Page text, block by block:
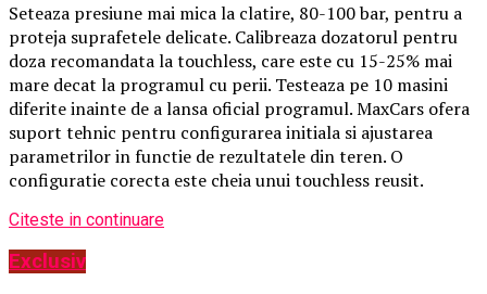
Seteaza presiune mai mica la clatire, 80-100 bar, pentru a
proteja suprafetele delicate. Calibreaza dozatorul pentru
doza recomandata la touchless, care este cu 15-25% mai
mare decat la programul cu perii. Testeaza pe 10 masini
diferite inainte de a lansa oficial programul. MaxCars ofera
suport tehnic pentru configurarea initiala si ajustarea
parametrilor in functie de rezultatele din teren. O
configuratie corecta este cheia unui touchless reusit.
Citeste in continuare
Exclusiv